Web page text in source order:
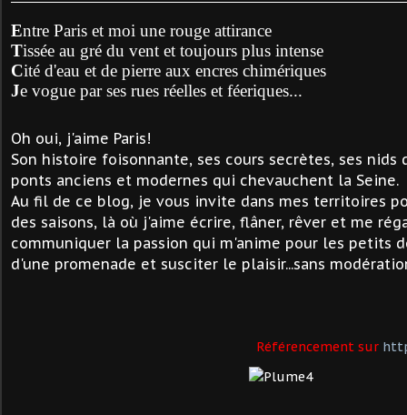
Entre Paris et moi une rouge attirance
Tissée au gré du vent et toujours plus intense
Cité d'eau et de pierre aux encres chimériques
Je vogue par ses rues réelles et féeriques...
Oh oui, j'aime Paris!
Son histoire foisonnante, ses cours secrètes, ses nids
ponts anciens et modernes qui chevauchent la Seine.
Au fil de ce blog, je vous invite dans mes territoires
des saisons, là où j'aime écrire, flâner, rêver et me
communiquer la passion qui m'anime pour les petits
d'une promenade et susciter le plaisir...sans
Référencement sur